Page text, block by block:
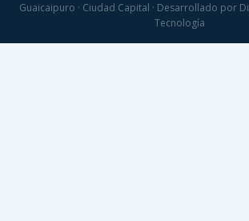
Guaicaipuro · Ciudad Capital · Desarrollado por
Tecnología